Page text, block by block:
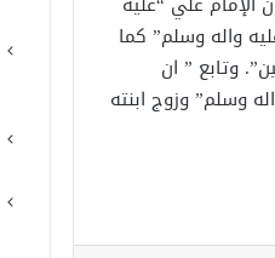
واله وسلم” كما
وتابع ” ان
وسلم” وزوج ابنته